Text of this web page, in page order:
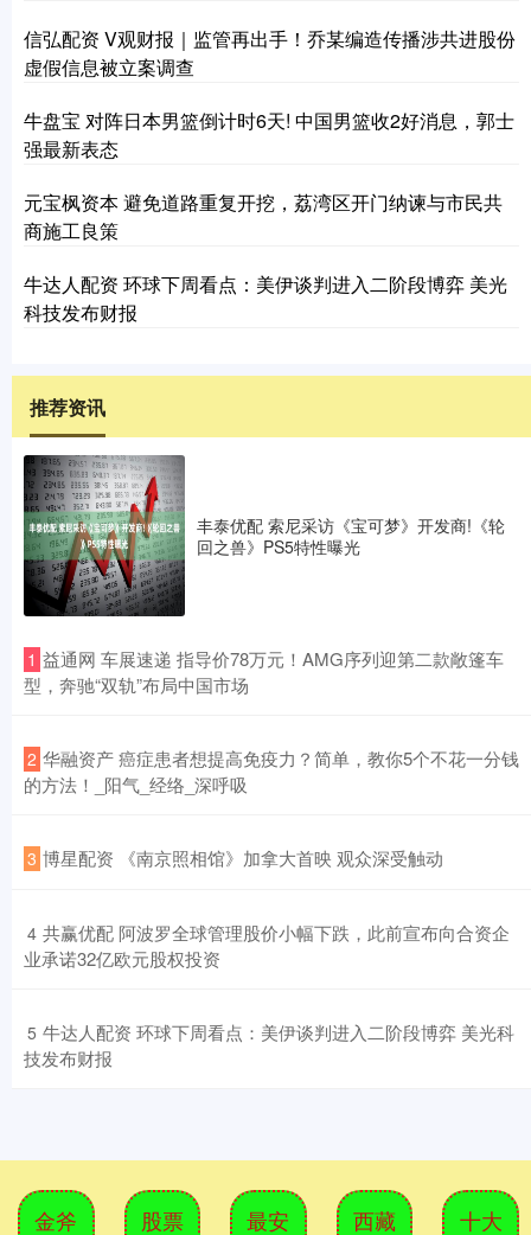
信弘配资 V观财报｜监管再出手！乔某编造传播涉共进股份
虚假信息被立案调查
牛盘宝 对阵日本男篮倒计时6天! 中国男篮收2好消息，郭士
强最新表态
元宝枫资本 避免道路重复开挖，荔湾区开门纳谏与市民共
商施工良策
牛达人配资 环球下周看点：美伊谈判进入二阶段博弈 美光
科技发布财报
推荐资讯
丰泰优配 索尼采访《宝可梦》开发商!《轮
回之兽》PS5特性曝光
1 ​益通网 车展速递 指导价78万元！AMG序列迎第二款敞篷车
型，奔驰“双轨”布局中国市场
2 ​华融资产 癌症患者想提高免疫力？简单，教你5个不花一分钱
的方法！_阳气_经络_深呼吸
3 ​博星配资 《南京照相馆》加拿大首映 观众深受触动
4 ​共赢优配 阿波罗全球管理股价小幅下跌，此前宣布向合资企
业承诺32亿欧元股权投资
5 ​牛达人配资 环球下周看点：美伊谈判进入二阶段博弈 美光科
技发布财报
金斧 股票 最安 西藏 十大